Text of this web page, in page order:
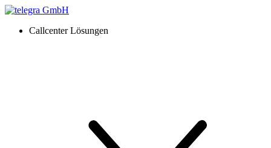
Callcenter Lösungen